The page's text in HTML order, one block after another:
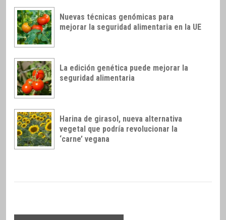
Nuevas técnicas genómicas para
mejorar la seguridad alimentaria en la UE
La edición genética puede mejorar la
seguridad alimentaria
Harina de girasol, nueva alternativa
vegetal que podría revolucionar la
‘carne’ vegana